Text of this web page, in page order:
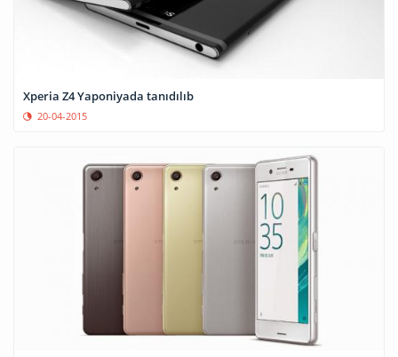
Xperia Z4 Yaponiyada tanıdılıb
20-04-2015